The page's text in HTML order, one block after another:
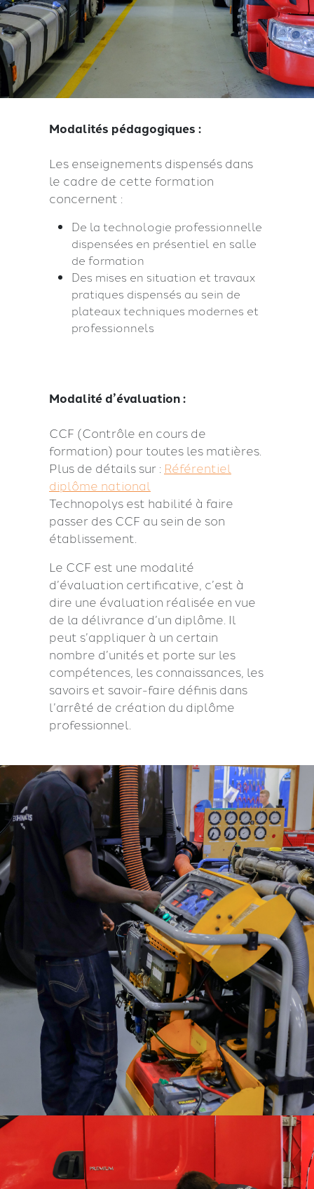
Modalités pédagogiques :
Les enseignements dispensés dans
le cadre de cette formation
concernent :
De la technologie professionnelle
dispensées en présentiel en salle
de formation
Des mises en situation et travaux
pratiques dispensés au sein de
plateaux techniques modernes et
professionnels
Modalité d’évaluation :
CCF (Contrôle en cours de
formation) pour toutes les matières.
Plus de détails sur : Référentiel
diplôme national
Technopolys est habilité à faire
passer des CCF au sein de son
établissement.
Le CCF est une modalité
d’évaluation certificative, c’est à
dire une évaluation réalisée en vue
de la délivrance d’un diplôme. Il
peut s’appliquer à un certain
nombre d’unités et porte sur les
compétences, les connaissances, les
savoirs et savoir-faire définis dans
l’arrêté de création du diplôme
professionnel.